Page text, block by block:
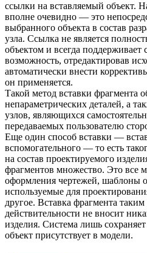
ссылки на вставляемый объект.
вполне очевидно — это
выбранного объекта в состав
узла. Ссылка не является
объектом и всегда поддерживает
возможность, отредактировав
автоматически внести
он применяется.
Такой метод вставки фрагмента
непараметрических деталей, а
узлов, являющихся
передаваемых пользователю
Еще один способ вставки —
вспомогательного — то есть
на состав проектируемого
фрагментов множество. Это все
оформления чертежей, шаблоны
используемые для
другое. Вставка фрагмента
действительности не вносит
изделия. Система лишь
объект присутствует в модели.